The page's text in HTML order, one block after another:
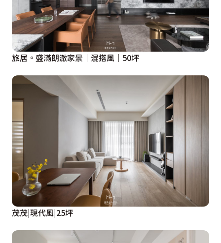
旅居。盛滿朗澈家景│混搭風│50坪
茂茂|現代風|25坪